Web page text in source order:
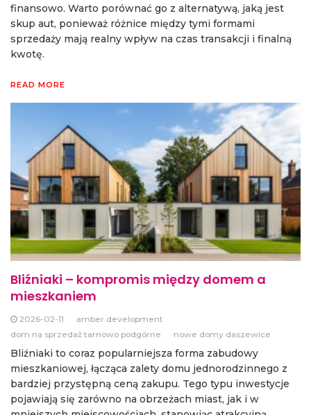
finansowo. Warto porównać go z alternatywą, jaką jest
skup aut, ponieważ różnice między tymi formami
sprzedaży mają realny wpływ na czas transakcji i finalną
kwotę.
READ MORE
Bliźniaki – kompromis między domem a
mieszkaniem
2026-02-11
amber development
dom na sprzedaż tarnowo podgórne
nowe domy daszewice
Bliźniaki to coraz popularniejsza forma zabudowy
mieszkaniowej, łącząca zalety domu jednorodzinnego z
bardziej przystępną ceną zakupu. Tego typu inwestycje
pojawiają się zarówno na obrzeżach miast, jak i w